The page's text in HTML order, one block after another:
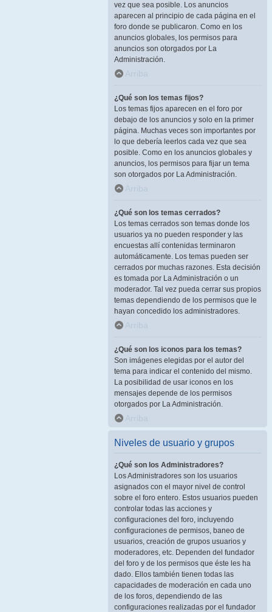
vez que sea posible. Los anuncios
aparecen al principio de cada página en el
foro donde se publicaron. Como en los
anuncios globales, los permisos para
anuncios son otorgados por La
Administración.
Arriba
¿Qué son los temas fijos?
Los temas fijos aparecen en el foro por
debajo de los anuncios y solo en la primer
página. Muchas veces son importantes por
lo que debería leerlos cada vez que sea
posible. Como en los anuncios globales y
anuncios, los permisos para fijar un tema
son otorgados por La Administración.
Arriba
¿Qué son los temas cerrados?
Los temas cerrados son temas donde los
usuarios ya no pueden responder y las
encuestas allí contenidas terminaron
automáticamente. Los temas pueden ser
cerrados por muchas razones. Esta decisión
es tomada por La Administración o un
moderador. Tal vez pueda cerrar sus propios
temas dependiendo de los permisos que le
hayan concedido los administradores.
Arriba
¿Qué son los iconos para los temas?
Son imágenes elegidas por el autor del
tema para indicar el contenido del mismo.
La posibilidad de usar iconos en los
mensajes depende de los permisos
otorgados por La Administración.
Arriba
Niveles de usuario y grupos
¿Qué son los Administradores?
Los Administradores son los usuarios
asignados con el mayor nivel de control
sobre el foro entero. Estos usuarios pueden
controlar todas las acciones y
configuraciones del foro, incluyendo
configuraciones de permisos, baneo de
usuarios, creación de grupos usuarios y
moderadores, etc. Dependen del fundador
del foro y de los permisos que éste les ha
dado. Ellos también tienen todas las
capacidades de moderación en cada uno
de los foros, dependiendo de las
configuraciones realizadas por el fundador